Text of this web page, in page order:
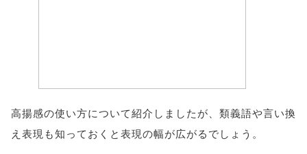
高揚感の使い方について紹介しましたが、類義語や言い換
え表現も知っておくと表現の幅が広がるでしょう。